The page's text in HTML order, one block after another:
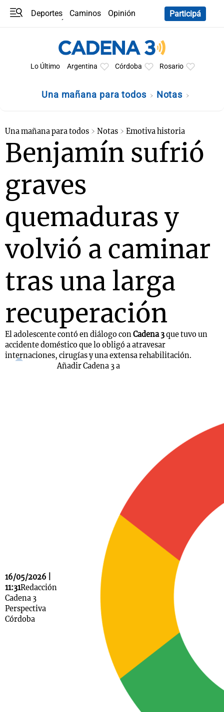
Deportes Caminos
Opinión
Participá
Lo Último Argentina Córdoba Rosario
Una mañana para todos Notas
Una mañana para todos Notas Emotiva historia
Benjamín sufrió
graves
quemaduras y
volvió a caminar
tras una larga
recuperación
El adolescente contó en diálogo conCadena 3que tuvo un
accidente doméstico que lo obligó a atravesar
internaciones, cirugías y una extensa rehabilitación.
16/05/2026 |
11:31Redacción
Cadena 3
Perspectiva
Córdoba
Añadir Cadena 3 a